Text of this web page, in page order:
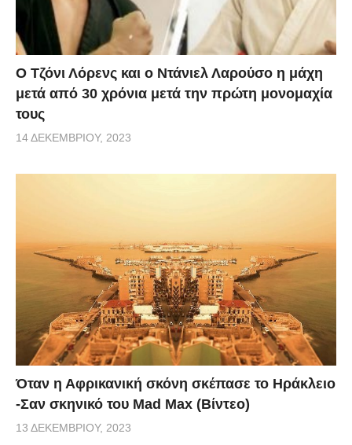
Ο Τζόνι Λόρενς και ο Ντάνιελ Λαρούσο η μάχη
μετά από 30 χρόνια μετά την πρώτη μονομαχία
τους
14 ΔΕΚΕΜΒΡΊΟΥ, 2023
Όταν η Αφρικανική σκόνη σκέπασε το Ηράκλειο
-Σαν σκηνικό του Mad Max (Βίντεο)
13 ΔΕΚΕΜΒΡΊΟΥ, 2023